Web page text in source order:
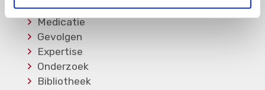
Soorten Vasculitis
Medicatie
Gevolgen
Expertise
Onderzoek
Bibliotheek